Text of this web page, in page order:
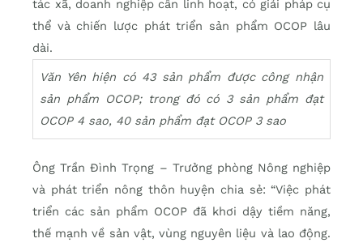
tác xã, doanh nghiệp cần linh hoạt, có giải pháp cụ
thể và chiến lược phát triển sản phẩm OCOP lâu
dài.
Văn Yên hiện có 43 sản phẩm được công nhận
sản phẩm OCOP; trong đó có 3 sản phẩm đạt
OCOP 4 sao, 40 sản phẩm đạt OCOP 3 sao
Ông Trần Đình Trọng – Trưởng phòng Nông nghiệp
và phát triển nông thôn huyện chia sẻ: “Việc phát
triển các sản phẩm OCOP đã khơi dậy tiềm năng,
thế mạnh về sản vật, vùng nguyên liệu và lao động.